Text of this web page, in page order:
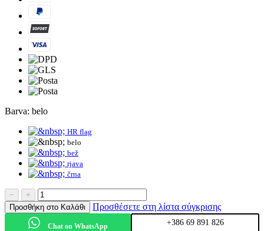
Barva: belo
HR flag
belo
bež
rjava
črna
−
+
Προσθήκη στο Καλάθι
Προσθέσετε στη λίστα σύγκρισης
Chat on WhatsApp +386 69 891 826